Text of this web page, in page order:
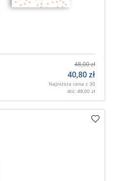
48,00zł
40,80zł
Najniższa cena z 30
dni: 48,00 zł